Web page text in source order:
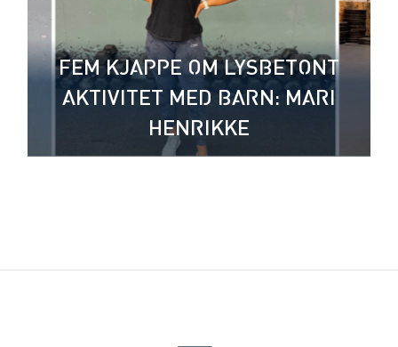
FEM KJAPPE OM LYSBETONT
AKTIVITET MED BARN: MARI
HENRIKKE